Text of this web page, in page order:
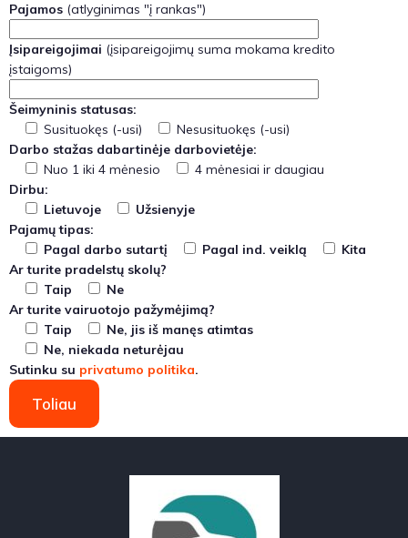
Pajamos (atlyginimas "į rankas")
Įsipareigojimai (įsipareigojimų suma mokama kredito
įstaigoms)
Šeimyninis statusas:
Susituokęs (-usi)
Nesusituokęs (-usi)
Darbo stažas dabartinėje darbovietėje:
Nuo 1 iki 4 mėnesio
4 mėnesiai ir daugiau
Dirbu:
Lietuvoje
Užsienyje
Pajamų tipas:
Pagal darbo sutartį
Pagal ind. veiklą
Kita
Ar turite pradelstų skolų?
Taip
Ne
Ar turite vairuotojo pažymėjimą?
Taip
Ne, jis iš manęs atimtas
Ne, niekada neturėjau
Sutinku su privatumo politika.
Toliau